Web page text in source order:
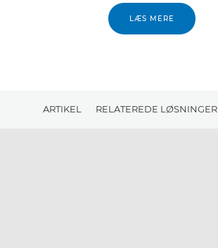
LÆS MERE
ARTIKEL RELATEREDE LØSNINGER